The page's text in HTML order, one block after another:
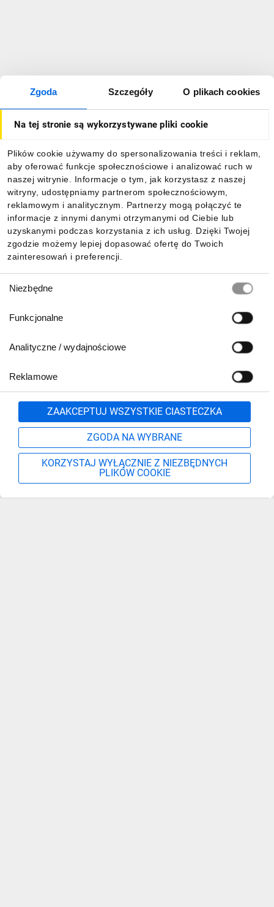
Zgoda Szczegóły O plikach cookies
Na tej stronie są wykorzystywane pliki cookie
Plików cookie używamy do spersonalizowania treści i reklam,
aby oferować funkcje społecznościowe i analizować ruch w
naszej witrynie. Informacje o tym, jak korzystasz z naszej
witryny, udostępniamy partnerom społecznościowym,
reklamowym i analitycznym. Partnerzy mogą połączyć te
informacje z innymi danymi otrzymanymi od Ciebie lub
uzyskanymi podczas korzystania z ich usług. Dzięki Twojej
zgodzie możemy lepiej dopasować ofertę do Twoich
zainteresowań i preferencji.
zgody
Niezbędne
Funkcjonalne
Analityczne / wydajnościowe
Reklamowe
ZAAKCEPTUJ WSZYSTKIE CIASTECZKA
ZGODA NA WYBRANE
KORZYSTAJ WYŁĄCZNIE Z NIEZBĘDNYCH
PLIKÓW COOKIE